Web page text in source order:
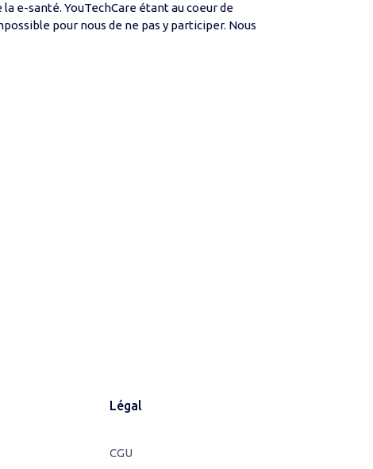
e-santé. YouTechCare étant au coeur de
pour nous de ne pas y participer. Nous
Légal
CGU